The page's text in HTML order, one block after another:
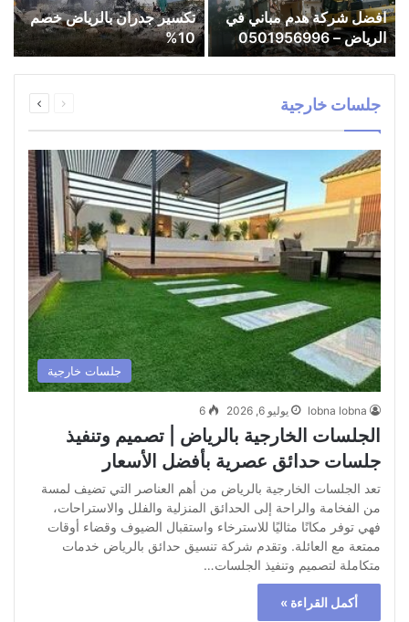
افضل شركة هدم مباني في
الرياض – 0501956996
تكسير جدران بالرياض خصم
10%
جلسات خارجية الصفحةالصفحة
جلسات خارجية
lobna lobna يوليو 6, 2026 6
الجلسات الخارجية بالرياض | تصميم وتنفيذ
جلسات حدائق عصرية بأفضل الأسعار
تعد الجلسات الخارجية بالرياض من أهم العناصر التي تضيف لمسة
من الفخامة والراحة إلى الحدائق المنزلية والفلل والاستراحات،
فهي توفر مكانًا مثاليًا للاسترخاء واستقبال الضيوف وقضاء أوقات
ممتعة مع العائلة. وتقدم شركة تنسيق حدائق بالرياض خدمات
متكاملة لتصميم وتنفيذ الجلسات…
أكمل القراءة »